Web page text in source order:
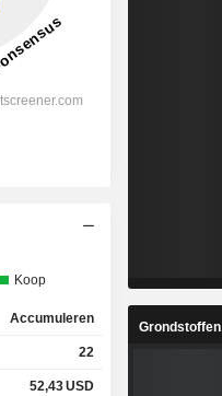
Koop
Accumuleren
22
52,43USD
Grondstoffen